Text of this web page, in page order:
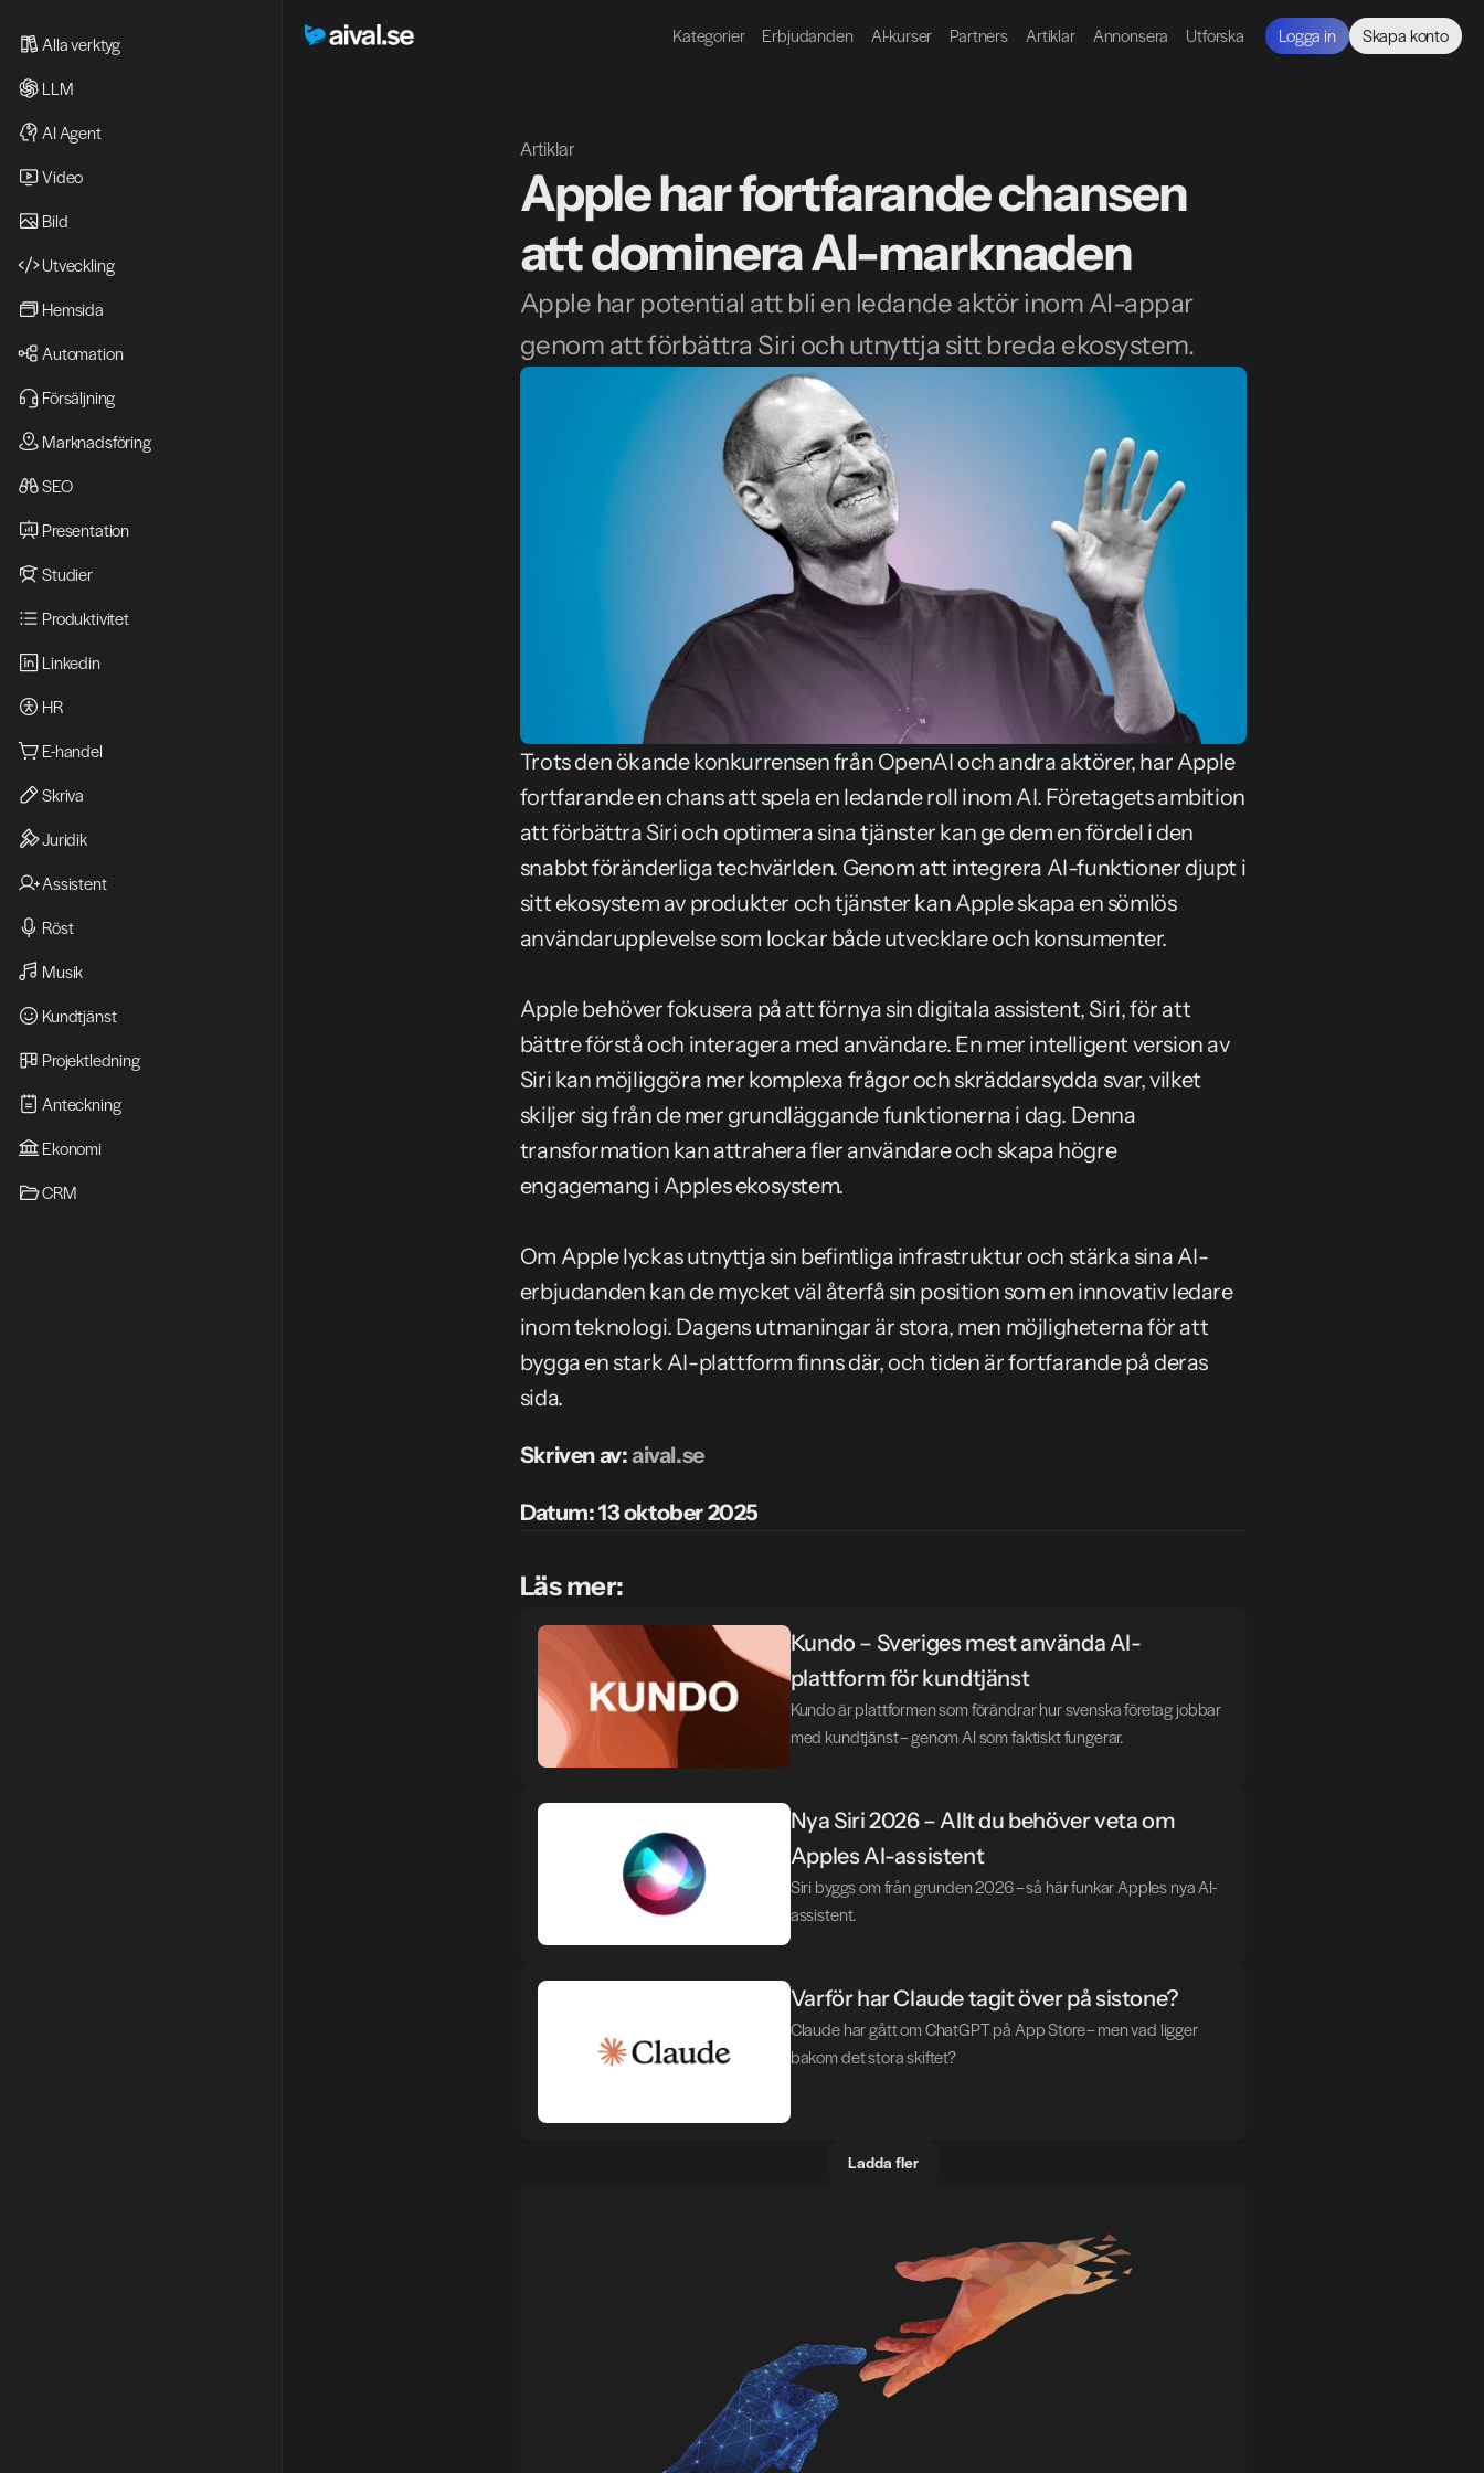
Kategorier Erbjudanden AI-kurser Partners Artiklar Annonsera Utforska Logga in Skapa konto
Alla verktyg
LLM
AI Agent
Video
Bild
Utveckling
Hemsida
Automation
Försäljning
Marknadsföring
SEO
Presentation
Studier
Produktivitet
Linkedin
HR
E-handel
Skriva
Juridik
Assistent
Röst
Musik
Kundtjänst
Projektledning
Anteckning
Ekonomi
CRM
Artiklar
Apple har fortfarande chansen
att dominera AI-marknaden
Apple har potential att bli en ledande aktör inom AI-appar
genom att förbättra Siri och utnyttja sitt breda ekosystem.
Trots den ökande konkurrensen från OpenAI och andra aktörer, har Apple
fortfarande en chans att spela en ledande roll inom AI. Företagets ambition
att förbättra Siri och optimera sina tjänster kan ge dem en fördel i den
snabbt föränderliga techvärlden. Genom att integrera AI-funktioner djupt i
sitt ekosystem av produkter och tjänster kan Apple skapa en sömlös
användarupplevelse som lockar både utvecklare och konsumenter.
Apple behöver fokusera på att förnya sin digitala assistent, Siri, för att
bättre förstå och interagera med användare. En mer intelligent version av
Siri kan möjliggöra mer komplexa frågor och skräddarsydda svar, vilket
skiljer sig från de mer grundläggande funktionerna i dag. Denna
transformation kan attrahera fler användare och skapa högre
engagemang i Apples ekosystem.
Om Apple lyckas utnyttja sin befintliga infrastruktur och stärka sina AI-
erbjudanden kan de mycket väl återfå sin position som en innovativ ledare
inom teknologi. Dagens utmaningar är stora, men möjligheterna för att
bygga en stark AI-plattform finns där, och tiden är fortfarande på deras
sida.
Skriven av: aival.se
Datum: 13 oktober 2025
Läs mer:
Kundo – Sveriges mest använda AI-
plattform för kundtjänst
Kundo är plattformen som förändrar hur svenska företag jobbar
med kundtjänst – genom AI som faktiskt fungerar.
Nya Siri 2026 – Allt du behöver veta om
Apples AI-assistent
Siri byggs om från grunden 2026 – så här funkar Apples nya AI-
assistent.
Varför har Claude tagit över på sistone?
Claude har gått om ChatGPT på App Store – men vad ligger
bakom det stora skiftet?
Ladda fler